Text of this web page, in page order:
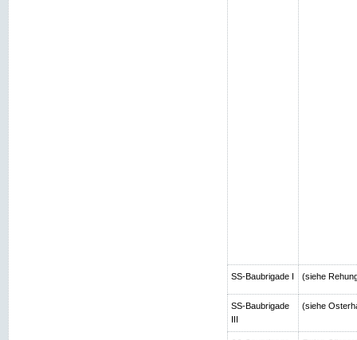
SS-Baubrigade I (siehe
SS-Baubrigade
III
(siehe